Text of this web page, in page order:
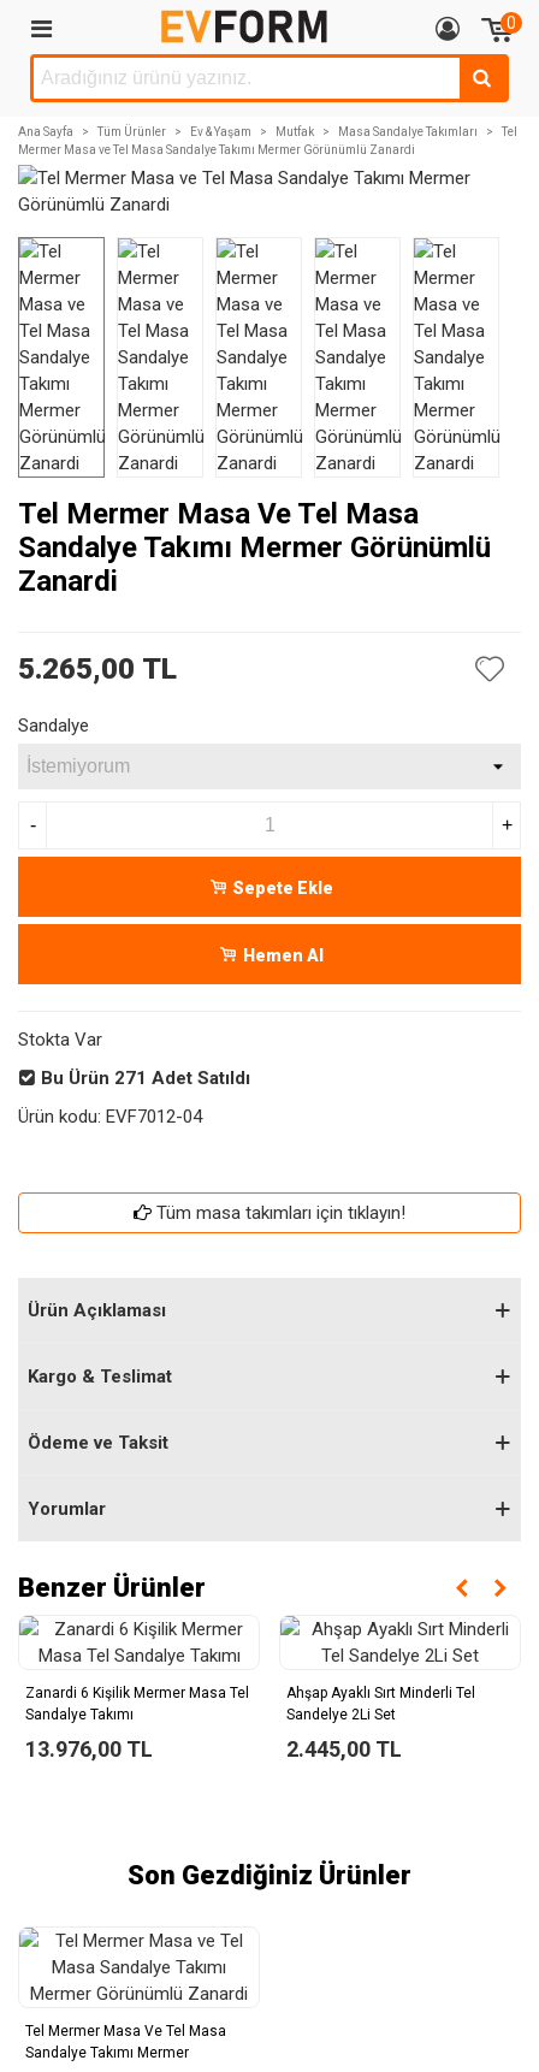
0
Ana Sayfa > Tüm Ürünler > Ev & Yaşam > Mutfak > Masa Sandalye Takımları >
Tel
Mermer Masa ve Tel Masa Sandalye Takımı Mermer Görünümlü Zanardi
Tel Mermer Masa Ve Tel Masa
Sandalye Takımı Mermer Görünümlü
Zanardi
5.265,00 TL
Sandalye
- +
Sepete Ekle
Hemen Al
Stokta Var
Bu Ürün 271 Adet Satıldı
Ürün kodu: EVF7012-04
Tüm masa takımları için tıklayın!
Ürün Açıklaması
Kargo & Teslimat
Ödeme ve Taksit
Yorumlar
Benzer Ürünler
Zanardi 6 Kişilik Mermer Masa Tel
Sandalye Takımı
13.976,00 TL
Ahşap Ayaklı Sırt Minderli Tel
Sandelye 2Li Set
2.445,00 TL
Son Gezdiğiniz Ürünler
Tel Mermer Masa Ve Tel Masa
Sandalye Takımı Mermer